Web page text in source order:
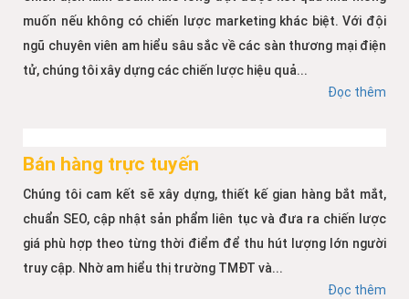
muốn nếu không có chiến lược marketing khác biệt. Với đội
ngũ chuyên viên am hiểu sâu sắc về các sàn thương mại điện
tử, chúng tôi xây dựng các chiến lược hiệu quả...
Đọc thêm
Bán hàng trực tuyến
Chúng tôi cam kết sẽ xây dựng, thiết kế gian hàng bắt mắt,
chuẩn SEO, cập nhật sản phẩm liên tục và đưa ra chiến lược
giá phù hợp theo từng thời điểm để thu hút lượng lớn người
truy cập. Nhờ am hiểu thị trường TMĐT và...
Đọc thêm